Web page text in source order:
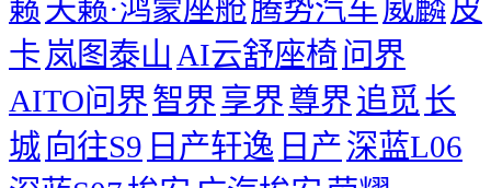
籁 天籁·鸿蒙座舱腾势汽车 威麟皮
卡 岚图泰山 AI云舒座椅问界
AITO问界智界享界尊界追觅长
城向往S9 日产轩逸 日产深蓝L06